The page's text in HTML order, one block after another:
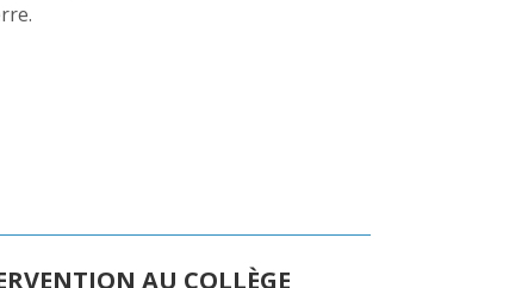
AU COLLÈGE